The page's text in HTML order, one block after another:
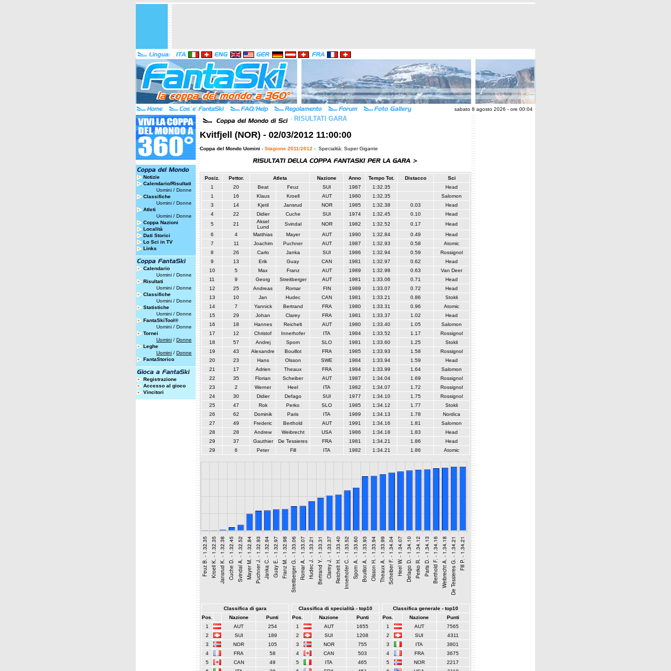
sabato 8 agosto 2026 - ore 00:04
Notizie
Calendario/Risultati
Uomini / Donne
Classifiche
Uomini / Donne
Atleti
Uomini / Donne
Coppa Nazioni
Località
Dati Storici
Lo Sci in TV
Links
Calendario
Uomini / Donne
Risultati
Uomini / Donne
Classifiche
Uomini / Donne
Statistiche
Uomini / Donne
FantaSkiTool®
Uomini / Donne
Tornei
Uomini / Donne
Leghe
Uomini / Donne
FantaStorico
Registrazione
Accesso al gioco
Vincitori
- RISULTATI GARA
Kvitfjell (NOR) - 02/03/2012 11:00:00
Coppa del Mondo Uomini - Stagione 2011/2012 - Specialità: Super Gigante
Posiz. Pettor. Atleta Nazione Anno Tempo Tot. Distacco
Sci
1
20 Beat Feuz SUI 1987 1:32.35
Head
1
16 Klaus Kroell AUT 1980 1:32.35
Salomon
3
14 Kjetil Jansrud NOR 1985 1:32.38 0.03
Head
4
22 Didier Cuche SUI 1974 1:32.45 0.10
Head
5
21
Aksel
Lund
Svindal NOR 1982 1:32.52 0.17
Head
6
4 Matthias Mayer AUT 1990 1:32.84 0.49
Head
7
11 Joachim Puchner AUT 1987 1:32.93 0.58
Atomic
8
26 Carlo Janka SUI 1986 1:32.94 0.59
Rossignol
9
13 Erik Guay CAN 1981 1:32.97 0.62
Head
10
5 Max Franz AUT 1989 1:32.98 0.63
Van Deer
11
9 Georg Streitberger AUT 1981 1:33.06 0.71
Head
12
25 Andreas Romar FIN 1989 1:33.07 0.72
Head
13
10 Jan Hudec CAN 1981 1:33.21 0.86
Stokli
14
7 Yannick Bertrand FRA 1980 1:33.31 0.96
Atomic
15
29 Johan Clarey FRA 1981 1:33.37 1.02
Head
16
18 Hannes Reichelt AUT 1980 1:33.40 1.05
Salomon
17
12 Christof Innerhofer ITA 1984 1:33.52 1.17
Rossignol
18
57 Andrej Sporn SLO 1981 1:33.60 1.25
Stokli
19
43 Alexandre Bouillot FRA 1985 1:33.93 1.58
Rossignol
20
23 Hans Olsson SWE 1984 1:33.94 1.59
Head
21
17 Adrien Theaux FRA 1984 1:33.99 1.64
Salomon
22
35 Florian Scheiber AUT 1987 1:34.04 1.69
Rossignol
23
2 Werner Heel ITA 1982 1:34.07 1.72
Rossignol
24
30 Didier Defago SUI 1977 1:34.10 1.75
Rossignol
25
47 Rok Perko SLO 1985 1:34.12 1.77
Stokli
26
62 Dominik Paris ITA 1989 1:34.13 1.78
Nordica
27
49 Frederic Berthold AUT 1991 1:34.16 1.81
Salomon
28
28 Andrew Weibrecht USA 1986 1:34.18 1.83
Head
29
37 Gauthier De Tessieres FRA 1981 1:34.21 1.86
Head
29
6 Peter Fill ITA 1982 1:34.21 1.86 Atomic
Classifica di gara
Pos.
Nazione
Punti
1
AUT
254
2
SUI
189
3
NOR
105
4
FRA
58
5
CAN
49
Classifica di specialità - top10
Pos.
Nazione
Punti
1
AUT
1655
2
SUI
1208
3
NOR
755
4
CAN
503
5
ITA
465
Classifica generale - top10
Pos.
Nazione
Punti
1
AUT
7565
2
SUI
4311
3
ITA
3801
4
FRA
3675
5
NOR
2217